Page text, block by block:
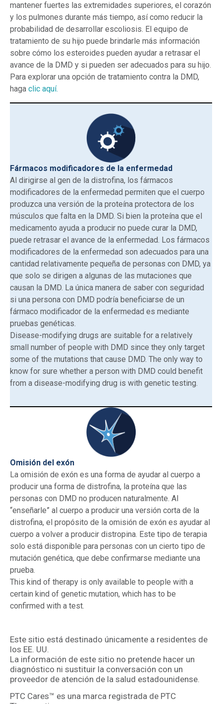
mantener fuertes las extremidades superiores, el corazón
y los pulmones durante más tiempo, así como reducir la
probabilidad de desarrollar escoliosis. El equipo de
tratamiento de su hijo puede brindarle más información
sobre cómo los esteroides pueden ayudar a retrasar el
avance de la DMD y si pueden ser adecuados para su hijo.
Para explorar una opción de tratamiento contra la DMD,
haga clic aquí.
Fármacos modificadores de la enfermedad
Al dirigirse al gen de la distrofina, los fármacos
modificadores de la enfermedad permiten que el cuerpo
produzca una versión de la proteína protectora de los
músculos que falta en la DMD. Si bien la proteína que el
medicamento ayuda a producir no puede curar la DMD,
puede retrasar el avance de la enfermedad. Los fármacos
modificadores de la enfermedad son adecuados para una
cantidad relativamente pequeña de personas con DMD, ya
que solo se dirigen a algunas de las mutaciones que
causan la DMD. La única manera de saber con seguridad
si una persona con DMD podría beneficiarse de un
fármaco modificador de la enfermedad es mediante
pruebas genéticas.
Disease-modifying drugs are suitable for a relatively
small number of people with DMD since they only target
some of the mutations that cause DMD. The only way to
know for sure whether a person with DMD could benefit
from a disease-modifying drug is with genetic testing.
Omisión del exón
La omisión de exón es una forma de ayudar al cuerpo a
producir una forma de distrofina, la proteína que las
personas con DMD no producen naturalmente. Al
“enseñarle” al cuerpo a producir una versión corta de la
distrofina, el propósito de la omisión de exón es ayudar al
cuerpo a volver a producir distropina. Este tipo de terapia
solo está disponible para personas con un cierto tipo de
mutación genética, que debe confirmarse mediante una
prueba.
This kind of therapy is only available to people with a
certain kind of genetic mutation, which has to be
confirmed with a test.
Este sitio está destinado únicamente a residentes de
los EE. UU.
La información de este sitio no pretende hacer un
diagnóstico ni sustituir la conversación con un
proveedor de atención de la salud estadounidense.
PTC Cares™ es una marca registrada de PTC